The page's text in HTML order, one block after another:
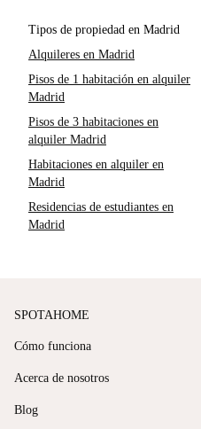
Tipos de propiedad en Madrid
Alquileres en Madrid
Pisos de 1 habitación en alquiler
Madrid
Pisos de 3 habitaciones en
alquiler Madrid
Habitaciones en alquiler en
Madrid
Residencias de estudiantes en
Madrid
SPOTAHOME
Cómo funciona
Acerca de nosotros
Blog